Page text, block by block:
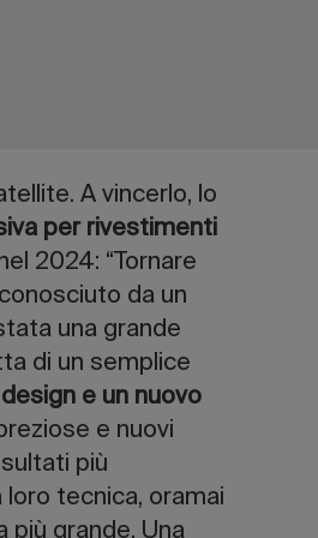
A vincerlo, lo
per rivestimenti
2024: “Tornare
da un
una grande
di un semplice
e un nuovo
e nuovi
più
tecnica, oramai
grande. Una